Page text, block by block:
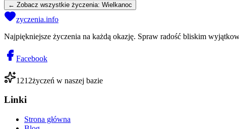
← Zobacz wszystkie życzenia: Wielkanoc
zyczenia.info
Najpiękniejsze życzenia na każdą okazję. Spraw radość bliskim
Facebook
1212życzeń w naszej bazie
Linki
Strona główna